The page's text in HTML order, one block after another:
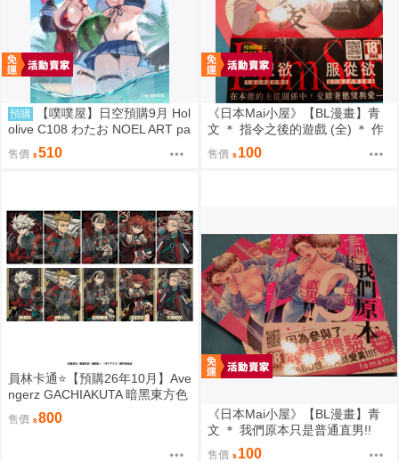
預購
【噗噗屋】日空預購9月 Hol
olive C108 わたお NOEL ART pa
rt.8 白銀諾艾爾 寶鐘瑪琳 三期生
售價 510
《日本Mai小屋》【BL漫畫】青
文 ＊ 指令之後的遊戲 (全) ＊ 作
者：オオタコマメ
售價 100
員林卡通⭐️【預購26年10月】Ave
ngerz GACHIAKUTA 暗黑東方色
彩 插圖卡片收藏集 中盒 0814
售價 800
《日本Mai小屋》【BL漫畫】青
文 ＊ 我們原本只是普通直男!!
(全) ＊ 作者：tomomo
售價 100